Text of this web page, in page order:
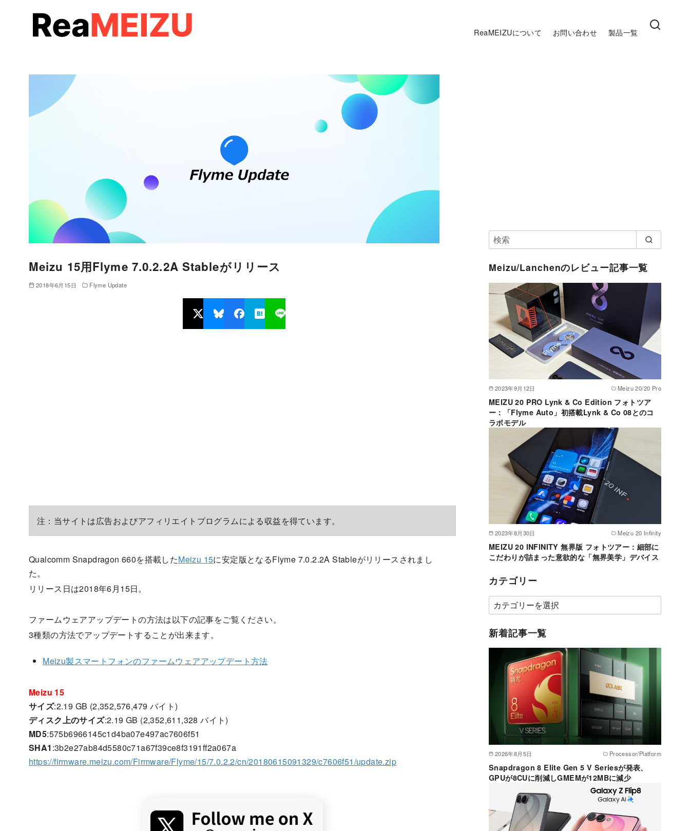
ReaMEIZUについて お問い合わせ 製品一覧
Meizu 15用Flyme 7.0.2.2A Stableがリリース
2018年6月15日 Flyme Update
注：当サイトは広告およびアフィリエイトプログラムによる収益を得ています。
Qualcomm Snapdragon 660を搭載したMeizu 15に安定版となるFlyme 7.0.2.2A Stableがリリースされまし
た。
リリース日は2018年6月15日。
ファームウェアアップデートの方法は以下の記事をご覧ください。
3種類の方法でアップデートすることが出来ます。
Meizu製スマートフォンのファームウェアアップデート方法
Meizu 15
サイズ:2.19 GB (2,352,576,479 バイト)
ディスク上のサイズ:2.19 GB (2,352,611,328 バイト)
MD5:575b6966145c1d4ba07e497ac7606f51
SHA1 :3b2e27ab84d5580c71a67f39ce8f3191ff2a067a
https://firmware.meizu.com/Firmware/Flyme/15/7.0.2.2/cn/20180615091329/c7606f51/update.zip
Meizu/Lanchenのレビュー記事一覧
2023年9月12日 Meizu 20/20 Pro
MEIZU 20 PRO Lynk & Co Edition フォトツア
ー：「Flyme Auto」初搭載Lynk & Co 08とのコ
ラボモデル
2023年8月30日 Meizu 20 Infinity
MEIZU 20 INFINITY 無界版 フォトツアー：細部に
こだわりが詰まった意欲的な「無界美学」デバイス
カテゴリー
カ
テ
ゴ
新着記事一覧
2026年8月5日 Processor/Platform
Snapdragon 8 Elite Gen 5 V Seriesが発表、
GPUが8CUに削減しGMEMが12MBに減少